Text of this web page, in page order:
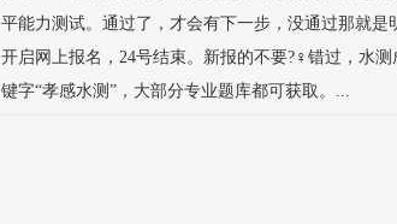
平能力测试。通过了，才会有下一步，没通过那就
开启网上报名，24号结束。新报的不要?‍♀️错过，水
键字“孝感水测”，大部分专业题库都可获取。...